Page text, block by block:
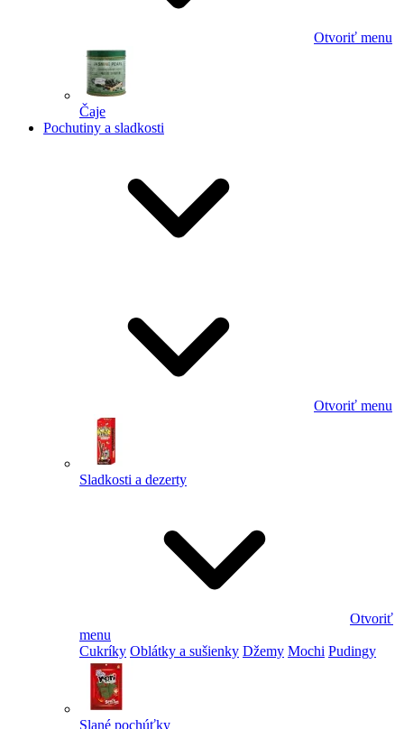
Otvoriť menu
Čaje
Pochutiny a sladkosti
Otvoriť menu
Sladkosti a dezerty
Otvoriť
menu
Cukríky Oblátky a sušienky Džemy Mochi Pudingy
Slané pochúťky